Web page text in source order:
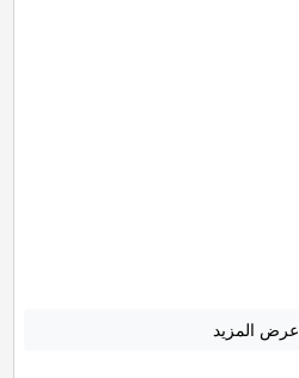
عرض المزيد